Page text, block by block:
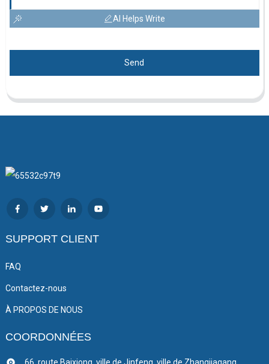
AI Helps Write
Send
SUPPORT CLIENT
FAQ
Contactez-nous
À PROPOS DE NOUS
COORDONNÉES
66, route Baixiong, ville de Jinfeng, ville de Zhangjiagang,